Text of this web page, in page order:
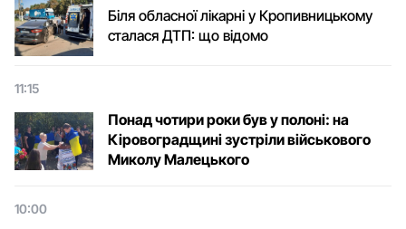
Біля обласної лікарні у Кропивницькому
сталася ДТП: що відомо
11:15
Понад чотири роки був у полоні: на
Кіровоградщині зустріли військового
Микoлу Малецькoгo
10:00